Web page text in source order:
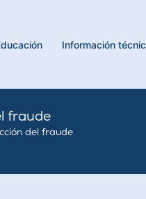
Información
fraude
del fraude